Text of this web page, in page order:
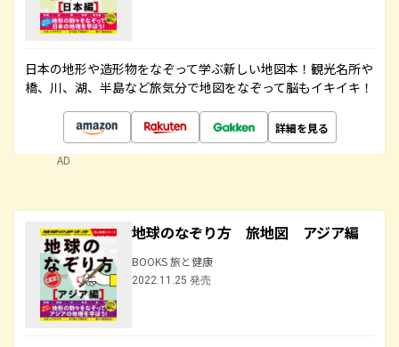
日本の地形や造形物をなぞって学ぶ新しい地図本！観光名所や
橋、川、湖、半島など旅気分で地図をなぞって脳もイキイキ！
詳細を見る
AD
地球のなぞり方 旅地図 アジア編
BOOKS 旅と健康
2022.11.25 発売